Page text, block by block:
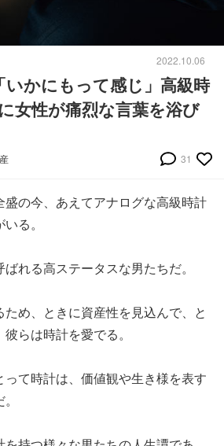
2022.10.06
いかにもって感じ」高級時
女性が痛烈な言葉を浴び
31
盛の今、あえてアナログな高級時計
る。
れる高ステータスな男たちだ。
め、ときに資産性を見込んで、と
らは時計を愛でる。
て時計は、価値観や生き様を表す